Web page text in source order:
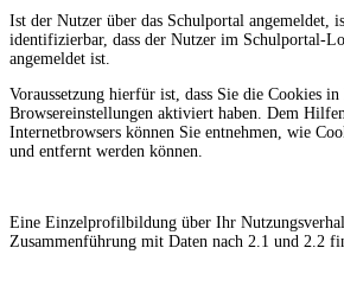
Ist der Nutzer über das Schulportal angemeldet,
identifizierbar, dass der Nutzer im Schulportal-
angemeldet ist.
Voraussetzung hierfür ist, dass Sie die Cookies
Browsereinstellungen aktiviert haben. Dem
Internetbrowsers können Sie entnehmen, wie
und entfernt werden können.
Eine Einzelprofilbildung über Ihr
Zusammenführung mit Daten nach 2.1 und 2.2